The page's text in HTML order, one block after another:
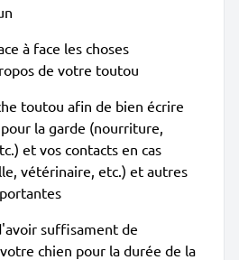
à face les choses
de votre toutou
toutou afin de bien écrire
la garde (nourriture,
et vos contacts en cas
vétérinaire, etc.) et autres
suffisament de
chien pour la durée de la